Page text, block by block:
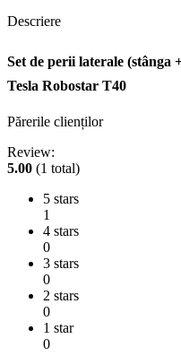
Descriere
Set de perii laterale
Tesla Robostar T40
Părerile clienților
Review:
5.00 (1 total)
5 stars
1
4 stars
0
3 stars
0
2 stars
0
1 star
0